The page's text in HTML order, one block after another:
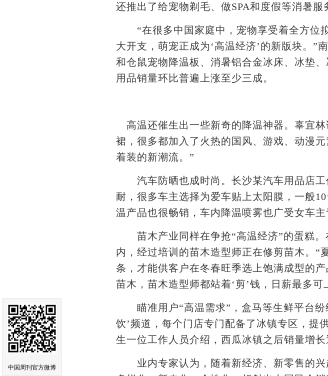
还推出了给宠物剃毛、做SPA和度假等消暑服
“在很多中国家庭中，宠物享受着全方位
大开支，萌宠正成为‘高温经济’的新版块。”
和仓鼠宠物降温板、消暑铝合金冰床、冰垫
用品销量环比普遍上涨至少三成。
高温还催生出一些新奇的降温神器。辜宜
裙，很多都加入了火热的国风、游戏、动漫
着装的新潮流。”
汽车防晒也成时尚。长沙某汽车用品店工
耐，很多车主选择为爱车贴上太阳膜，一般
温产品也很畅销，车内降温喷雾也广受女车主
苗木产业同样在争抢“高温经济”的蛋糕。
内，经过培训的苗木造型师正在修剪苗木。“
条，才能供客户在冬春旺季选上饱满成型的
苗木，苗木造型师都站着‘剪’钱，日薪最多可
瞄准用户“高温需求”，盒马等生鲜平台纷
饮’频道，每个门店专门配备了冰镇专区，提
生一位工作人员介绍，西瓜冰镇之后销量增长
业内专家认为，随着新经济、新零售的兴
中国周刊官方微博